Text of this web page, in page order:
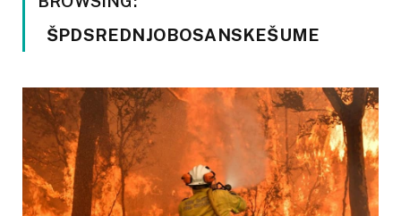
ŠPDSREDNJOBOSANSKEŠUME